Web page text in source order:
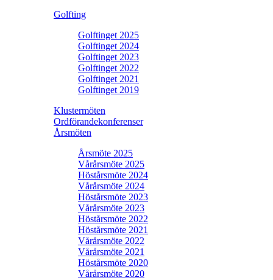
Golfting
Golftinget 2025
Golftinget 2024
Golftinget 2023
Golftinget 2022
Golftinget 2021
Golftinget 2019
Klustermöten
Ordförandekonferenser
Årsmöten
Årsmöte 2025
Vårårsmöte 2025
Höstårsmöte 2024
Vårårsmöte 2024
Höstårsmöte 2023
Vårårsmöte 2023
Höstårsmöte 2022
Höstårsmöte 2021
Vårårsmöte 2022
Vårårsmöte 2021
Höstårsmöte 2020
Vårårsmöte 2020